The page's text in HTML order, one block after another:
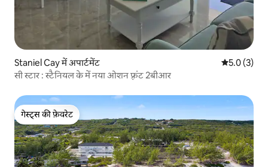
Staniel Cay में अपार्टमेंट औसत रेटिंग 5
5.0 (3)
सी स्टार : स्टैनियल के में नया ओशन फ़्रंट 2बीआर
गेस्ट्स की फ़ेवरेट
गेस्ट्स की फ़ेवरेट